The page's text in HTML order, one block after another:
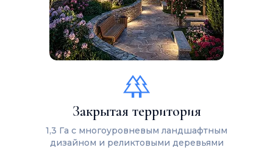
Закрытая территория
1,3 Га с многоуровневым ландшафтным
дизайном и реликтовыми деревьями